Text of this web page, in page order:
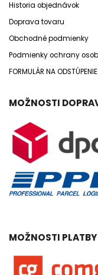
Historia objednávok
Doprava tovaru
Obchodné podmienky
Podmienky ochrany
FORMULÁR NA
MOŽNOSTI
MOŽNOSTI PLATBY